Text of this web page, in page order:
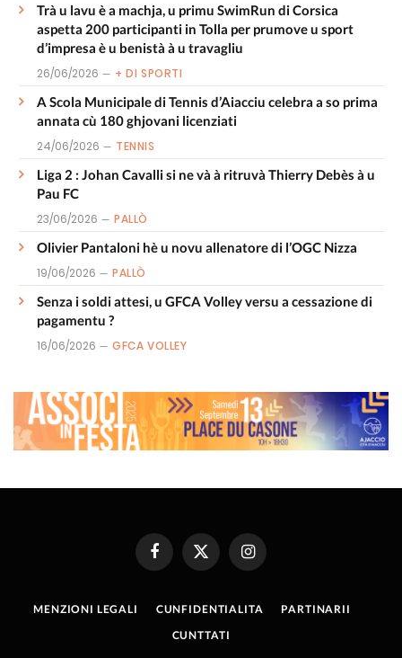
Trà u lavu è a machja, u primu SwimRun di Corsica
aspetta 200 participanti in Tolla per prumove u sport
d’impresa è u benistà à u travagliu
26/06/2026 + DI SPORTI
A Scola Municipale di Tennis d’Aiacciu celebra a so prima
annata cù 180 ghjovani licenziati
24/06/2026 TENNIS
Liga 2 : Johan Cavalli si ne và à ritruvà Thierry Debès à u
Pau FC
23/06/2026 PALLÒ
Olivier Pantaloni hè u novu allenatore di l’OGC Nizza
19/06/2026 PALLÒ
Senza i soldi attesi, u GFCA Volley versu a cessazione di
pagamentu ?
16/06/2026 GFCA VOLLEY
FacebookX
(Twitter)
Instagram
MENZIONI LEGALI CUNFIDENTIALITA
PARTINARII
CUNTTATI